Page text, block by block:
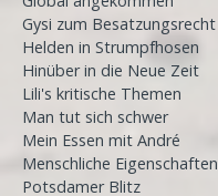
Gysi zum Besatzungsrecht
Helden in Strumpfhosen
Hinüber in die Neue Zeit
Lili's kritische Themen
Man tut sich schwer
Mein Essen mit André
Menschliche Eigenschaften
Potsdamer Blitz